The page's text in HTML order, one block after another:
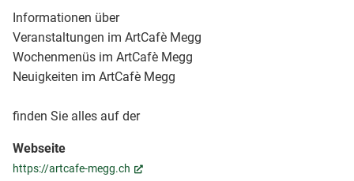
Informationen über
Veranstaltungen im ArtCafè Megg
Wochenmenüs im ArtCafè Megg
Neuigkeiten im ArtCafè Megg
finden Sie alles auf der
Webseite
https://artcafe-megg.ch (External Link)